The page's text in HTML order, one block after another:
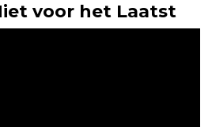
voor het Laatst